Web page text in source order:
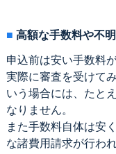
高額な手数料や不
申込前は安い手数料
実際に審査を受けて
いう場合には、たと
なりません。
また手数料自体は安
な諸費用請求が行わ